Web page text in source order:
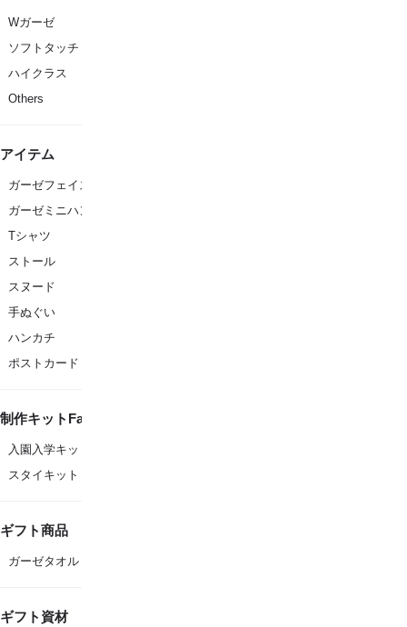
Wガーゼ
ソフトタッチ
ハイクラス
Others
アイテム
ガーゼフェイスタオル
ガーゼミニハンカチ
Tシャツ
ストール
スヌード
手ぬぐい
ハンカチ
ポストカード
制作キットFanfare
入園入学キット
スタイキット
ギフト商品
ガーゼタオル
ギフト資材